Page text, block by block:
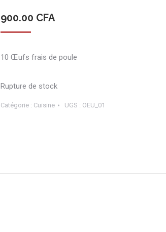
900.00 CFA
10 Œufs frais de poule
Rupture de stock
Catégorie : Cuisine UGS : OEU_01